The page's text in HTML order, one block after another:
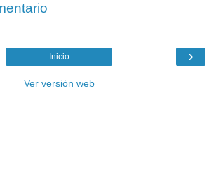
›
Inicio
Ver versión web